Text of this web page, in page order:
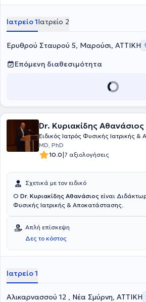
Stuttgart) διατηρεί πλέον ιδιωτικά ιατρεία
Μαρούσι και διατελεί παράλληλα
εξειδίκευσης της Αθλητιατρικής, καθώς
στην αρθροσκοπική χειρουργική. Τέλος, ο
εκπαιδευμένος και πιστοποιημένος στην
Ιατρείο 1Ιατρείο 2
Ερυθρού Σταυρού 5, Μαρούσι, ΑΤΤΙΚΗ
Επόμενη διαθεσιμότητα
Dr. Κυριακίδης Αθανάσιος
Ειδικός Ιατρός Φυσικής Ιατρικής
MD, PhD
10.0|7 αξιολογήσεις
Σχετικά με τον ειδικό
Ο Dr. Κυριακίδης Αθανάσιος είναι
Φυσικής Ιατρικής & Αποκατάστασης.
Απλή επίσκεψη
Δες το κόστος
Ιατρείο 1
Αλικαρνασσού 12 , Νέα Σμύρνη, ΑΤΤΙΚΗ